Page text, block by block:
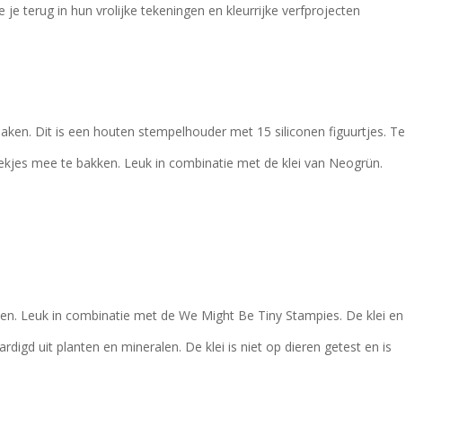
terug in hun vrolijke tekeningen en kleurrijke verfprojecten
Dit is een houten stempelhouder met 15 siliconen figuurtjes. Te
mee te bakken. Leuk in combinatie met de klei van Neogrün.
Leuk in combinatie met de We Might Be Tiny Stampies. De klei en
uit planten en mineralen. De klei is niet op dieren getest en is